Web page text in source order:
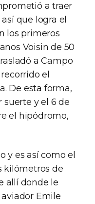
a traer
que logra el
los primeros
Voisin de 50
a Campo
el
De esta forma,
y el 6 de
el hipódromo,
y es así como el
kilómetros de
allí donde le
Emile